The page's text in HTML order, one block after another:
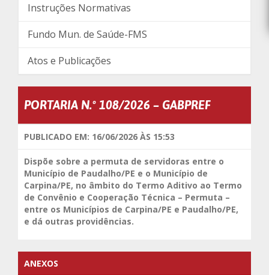
Instruções Normativas
Fundo Mun. de Saúde-FMS
Atos e Publicações
PORTARIA N.º 108/2026 – GABPREF
PUBLICADO EM: 16/06/2026 ÀS 15:53
Dispõe sobre a permuta de servidoras entre o
Município de Paudalho/PE e o Município de
Carpina/PE, no âmbito do Termo Aditivo ao Termo
de Convênio e Cooperação Técnica – Permuta –
entre os Municípios de Carpina/PE e Paudalho/PE,
e dá outras providências.
ANEXOS